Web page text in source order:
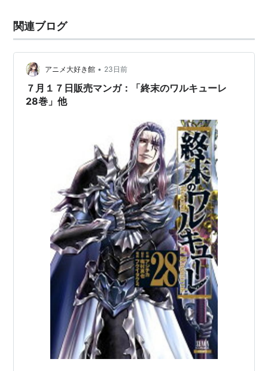
関連ブログ
アニメ大好き館 • 23日前
７月１７日販売マンガ：「終末のワルキューレ
28巻」他